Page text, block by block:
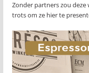
Zonder partners zou
trots om ze hier te